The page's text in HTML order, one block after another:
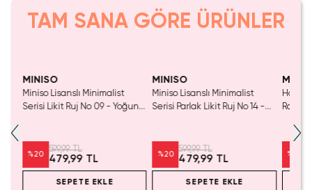
TAM SANA GÖRE ÜRÜNLER
MINISO
Miniso Lisanslı Minimalist
Serisi Likit Ruj No 09 - Yoğun
%20
599,99 TL
479,99 TL
SEPETE EKLE
MINISO
Miniso Lisanslı Minimalist
Serisi Parlak Likit Ruj No 14 -
Dudak Boyası
%20
599,99 TL
479,99 TL
SEPETE EKLE
Harry
%